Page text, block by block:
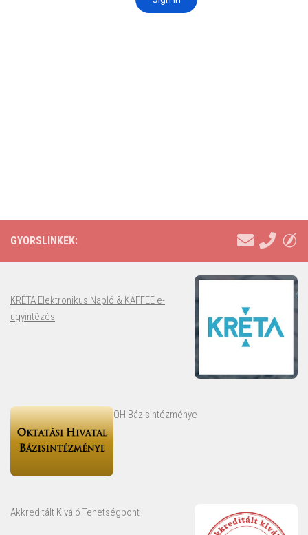
GYORSLINKEK:
KRÉTA Elektronikus Napló & KAFFEE e-
ügyintézés
OH Bázisintézménye
Akkreditált Kiváló Tehetségpont